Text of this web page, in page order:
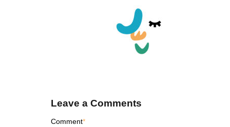
Leave a Comments
Comment*